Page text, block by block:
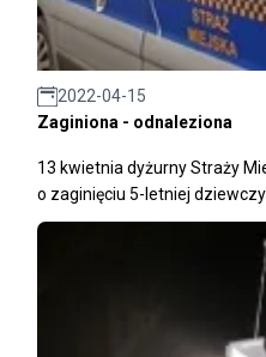
2022-04-15
Zaginiona - odnaleziona
13 kwietnia dyżurny Straży
o zaginięciu 5-letniej